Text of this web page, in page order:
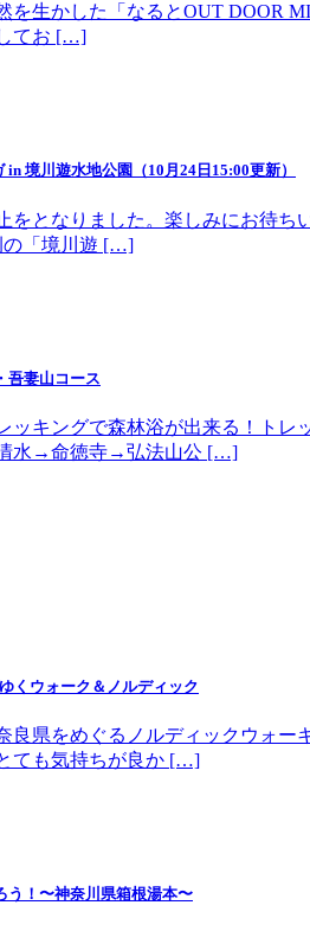
を生かした「なるとOUT DOOR
てお […]
境川遊水地公園（10月24日15:00更新）
となりました。楽しみにお待ち
の「境川遊 […]
吾妻山コース
ッキングで森林浴が出来る！ト
水→命徳寺→弘法山公 […]
くウォーク＆ノルディック
良県をめぐるノルディックウォ
ても気持ちが良か […]
う！〜神奈川県箱根湯本〜